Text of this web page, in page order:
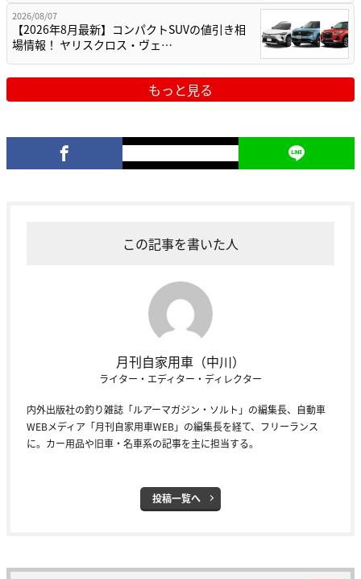
2026/08/07
【2026年8月最新】コンパクトSUVの値引き相
場情報！ ヤリスクロス・ヴェ…
もっと見る
この記事を書いた人
月刊自家用車（中川）
ライター・エディター・ディレクター
内外出版社の釣り雑誌「ルアーマガジン・ソルト」の編集長、自動車
WEBメディア「月刊自家用車WEB」の編集長を経て、フリーランス
に。カー用品や旧車・名車系の記事を主に担当する。
投稿一覧へ